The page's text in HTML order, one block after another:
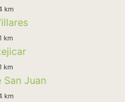
km
km
km
San Juan
km